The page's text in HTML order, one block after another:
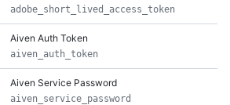
adobe_short_lived_access_token
Aiven Auth Token
aiven_auth_token
Aiven Service Password
aiven_service_password